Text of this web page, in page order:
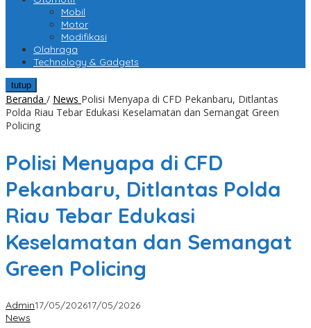
Mobil
Motor
Modifikasi
Olahraga
Technology & Gadgets
tutup
Beranda / News Polisi Menyapa di CFD Pekanbaru, Ditlantas
Polda Riau Tebar Edukasi Keselamatan dan Semangat Green
Policing
Polisi Menyapa di CFD
Pekanbaru, Ditlantas Polda
Riau Tebar Edukasi
Keselamatan dan Semangat
Green Policing
Admin17/05/202617/05/2026
News